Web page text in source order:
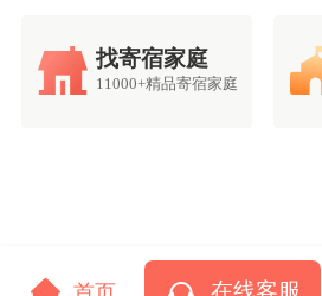
找寄宿家庭
11000+精品寄宿家庭
在线客服